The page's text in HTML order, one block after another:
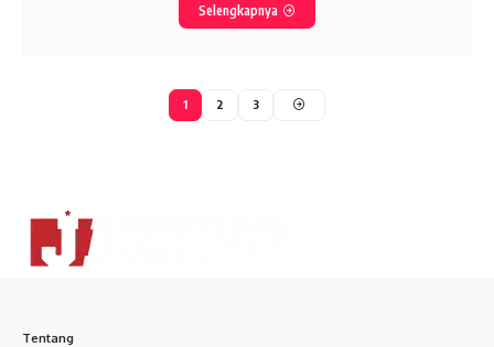
Selengkapnya
1 2 3
Tentang